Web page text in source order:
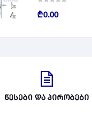
₾0.00
წესები და პირობები